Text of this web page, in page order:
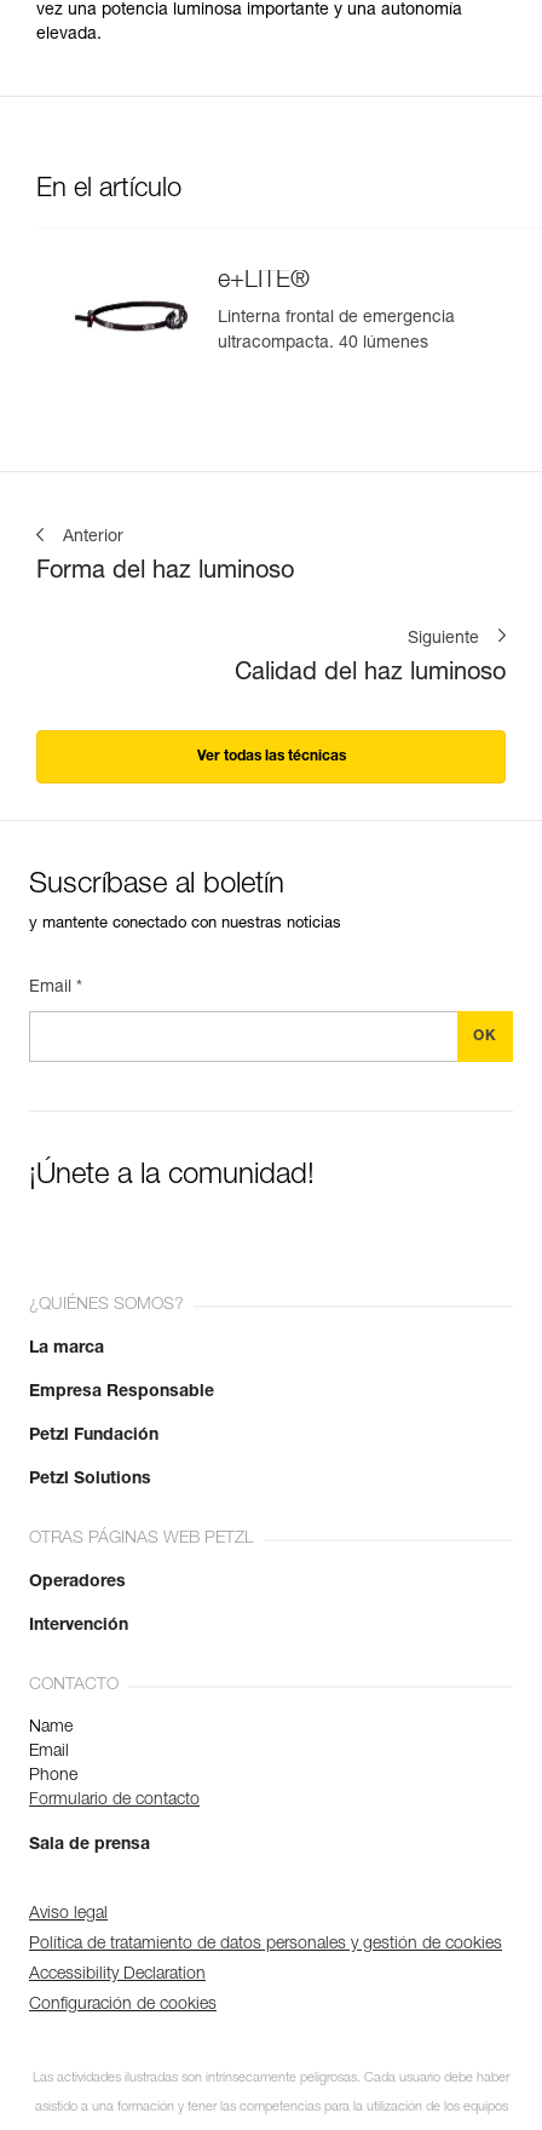
vez una potencia luminosa importante y una autonomía
elevada.
En el artículo
e+LITE®
Linterna frontal de emergencia
ultracompacta. 40 lúmenes
Anterior
Forma del haz luminoso
Siguiente
Calidad del haz luminoso
Ver todas las técnicas
Suscríbase al boletín
y mantente conectado con nuestras noticias
Email *
¡Únete a la comunidad!
¿QUIÉNES SOMOS?
La marca
Empresa Responsable
Petzl Fundación
Petzl Solutions
OTRAS PÁGINAS WEB PETZL
Operadores
Intervención
CONTACTO
Name
Email
Phone
Formulario de contacto
Sala de prensa
Aviso legal
Política de tratamiento de datos personales y gestión de cookies
Accessibility Declaration
Configuración de cookies
Las actividades ilustradas son intrínsecamente peligrosas. Cada usuario debe haber
asistido a una formación y tener las competencias para la utilización de los equipos